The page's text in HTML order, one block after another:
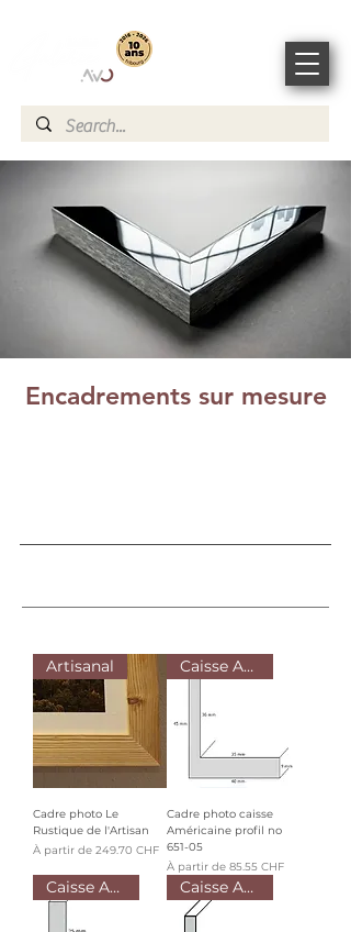
Encadrements sur mesure
Artisanal
Cadre photo Le
Rustique de l'Artisan
À partir de 249.70 CHF
Prix promotionnel
Caisse Américaine BOIS
Cadre photo caisse
Américaine profil no
651-05
À partir de 85.55 CHF
Prix promotionnel
Caisse Américaine BOIS Caisse Américaine BOIS